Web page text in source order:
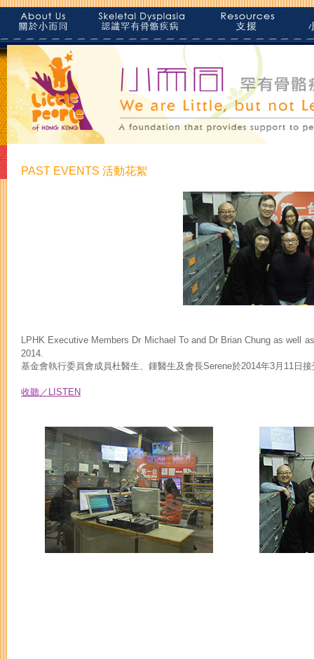
PAST EVENTS 活動花絮
LPHK Executive Members Dr Michael To and Dr Brian Chung as well
2014.
基金會執行委員會成員杜醫生、鍾醫生及會長Serene於2014年3月11日
收聽／LISTEN